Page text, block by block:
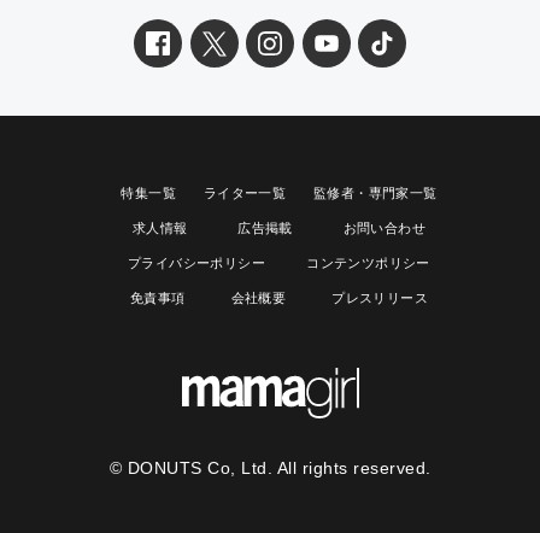
特集一覧 ライター一覧 監修者・専門家一覧
求人情報 広告掲載 お問い合わせ
プライバシーポリシー コンテンツポリシー
免責事項 会社概要 プレスリリース
© DONUTS Co, Ltd. All rights reserved.